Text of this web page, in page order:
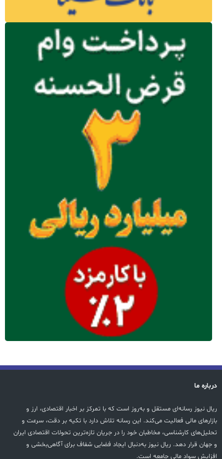
درباره ما
ریال نیوز رسانه‌ای مستقل و به‌روز است که با تمرکز بر اخبار اقتصادی، ارز و
بازارهای مالی فعالیت می‌کند. این رسانه تلاش دارد با تکیه بر دقت، سرعت و
تحلیل‌های کارشناسی، مخاطبان خود را در جریان تازه‌ترین تحولات اقتصادی ایران
و جهان قرار دهد. ریال نیوز به‌دنبال ایجاد فضایی شفاف برای آگاهی‌بخشی و
افزایش سواد مالی جامعه است.